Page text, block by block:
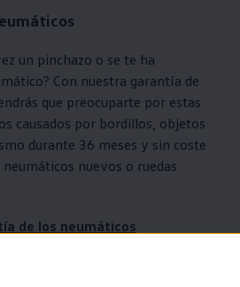
un pinchazo o se te ha
Con nuestra garantía de
que preocuparte por estas
causados por bordillos, objetos
durante 36 meses y sin coste
nuevos o ruedas
de los neumáticos